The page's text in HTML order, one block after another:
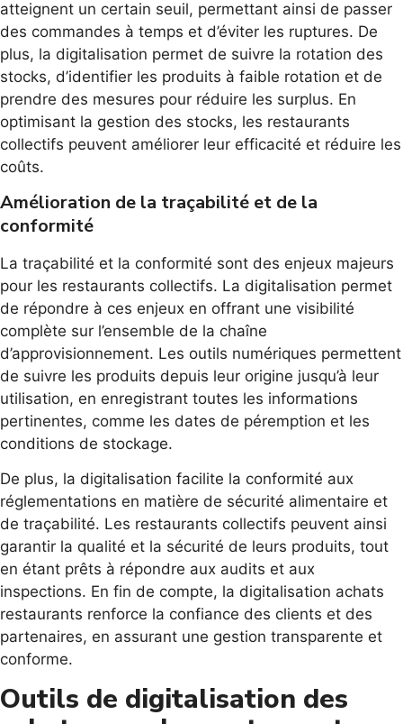
atteignent un certain seuil, permettant ainsi de passer
des commandes à temps et d’éviter les ruptures. De
plus, la digitalisation permet de suivre la rotation des
stocks, d’identifier les produits à faible rotation et de
prendre des mesures pour réduire les surplus. En
optimisant la gestion des stocks, les restaurants
collectifs peuvent améliorer leur efficacité et réduire les
coûts.
Amélioration de la traçabilité et de la
conformité
La traçabilité et la conformité sont des enjeux majeurs
pour les restaurants collectifs. La digitalisation permet
de répondre à ces enjeux en offrant une visibilité
complète sur l’ensemble de la chaîne
d’approvisionnement. Les outils numériques permettent
de suivre les produits depuis leur origine jusqu’à leur
utilisation, en enregistrant toutes les informations
pertinentes, comme les dates de péremption et les
conditions de stockage.
De plus, la digitalisation facilite la conformité aux
réglementations en matière de sécurité alimentaire et
de traçabilité. Les restaurants collectifs peuvent ainsi
garantir la qualité et la sécurité de leurs produits, tout
en étant prêts à répondre aux audits et aux
inspections. En fin de compte, la digitalisation achats
restaurants renforce la confiance des clients et des
partenaires, en assurant une gestion transparente et
conforme.
Outils de digitalisation des